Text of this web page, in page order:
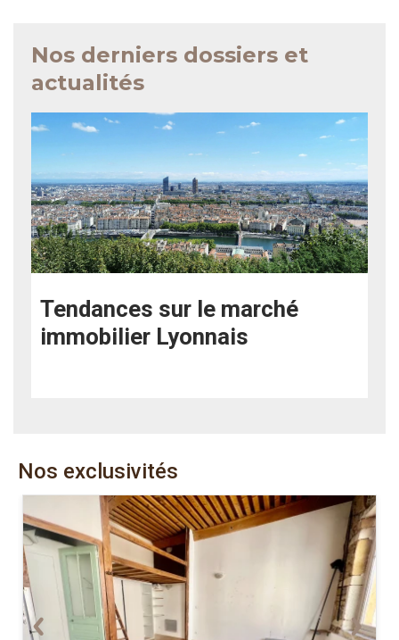
Nos derniers dossiers et
actualités
Tendances sur le marché
immobilier Lyonnais
Nos exclusivités